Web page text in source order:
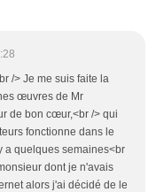
/> Je me suis faite la
œuvres de Mr
de bon cœur,<br /> qui
fonctionne dans le
a quelques semaines<br
dont je n'avais
alors j'ai décidé de le